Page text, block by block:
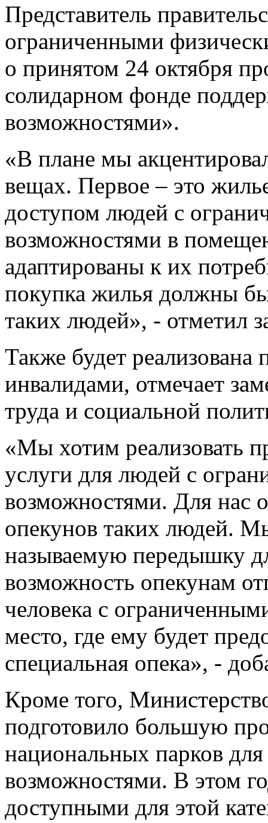
Представитель
ограниченными
о принятом 24 октября
солидарном фонде
возможностями».
«В плане мы
вещах. Первое – это
доступом людей с
возможностями в
адаптированы к их
покупка жилья должны
таких людей», - отметил
Также будет реализована
инвалидами, отмечает
труда и социальной
«Мы хотим реализовать
услуги для людей с
возможностями. Для нас
опекунов таких людей.
называемую передышку
возможность опекунам
человека с
место, где ему будет
специальная опека», -
Кроме того,
подготовило большую
национальных парков
возможностями. В этом
доступными для этой